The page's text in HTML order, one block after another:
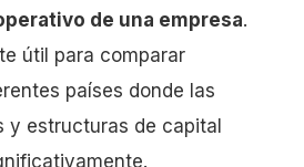
de una empresa.
útil para comparar
países donde las
y estructuras de capital